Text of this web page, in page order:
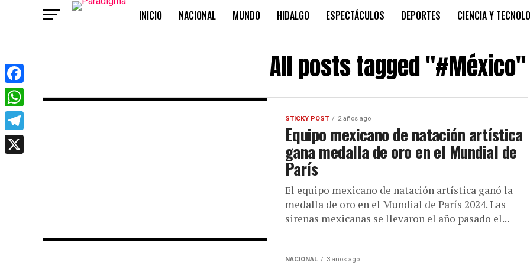
INICIO NACIONAL MUNDO HIDALGO ESPECTÁCULOS DEPORTES CIENCIA Y
All posts tagged "#México"
STICKY POST 2 años ago
Equipo mexicano de natación artística
gana medalla de oro en el Mundial de
París
El equipo mexicano de natación artística ganó la
medalla de oro en el Mundial de París 2024. Las
sirenas mexicanas se llevaron el año pasado el...
NACIONAL 3 años ago
Facebook
WhatsApp
Telegram